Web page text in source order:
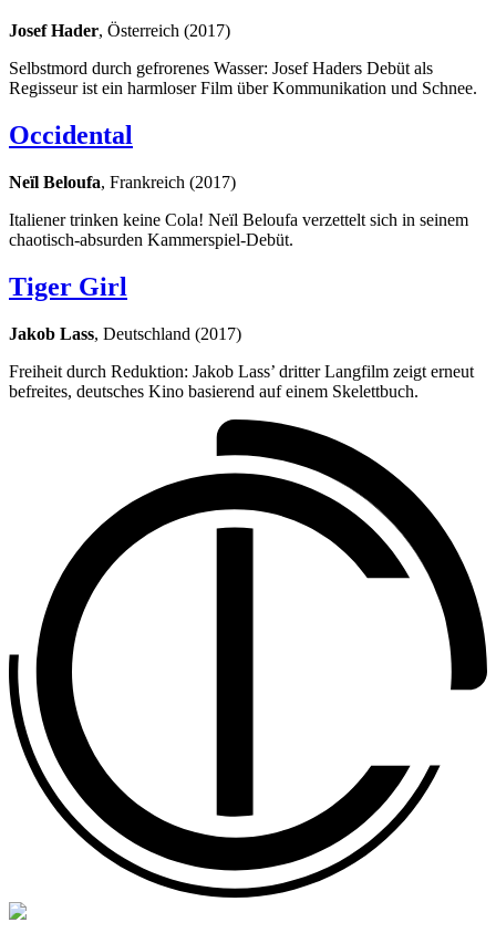
Josef Hader, Österreich (2017)
Selbstmord durch gefrorenes Wasser: Josef Haders Debüt als
Regisseur ist ein harmloser Film über Kommunikation und Schnee.
Occidental
Neïl Beloufa, Frankreich (2017)
Italiener trinken keine Cola! Neïl Beloufa verzettelt sich in seinem
chaotisch-absurden Kammerspiel-Debüt.
Tiger Girl
Jakob Lass, Deutschland (2017)
Freiheit durch Reduktion: Jakob Lass’ dritter Langfilm zeigt erneut
befreites, deutsches Kino basierend auf einem Skelettbuch.